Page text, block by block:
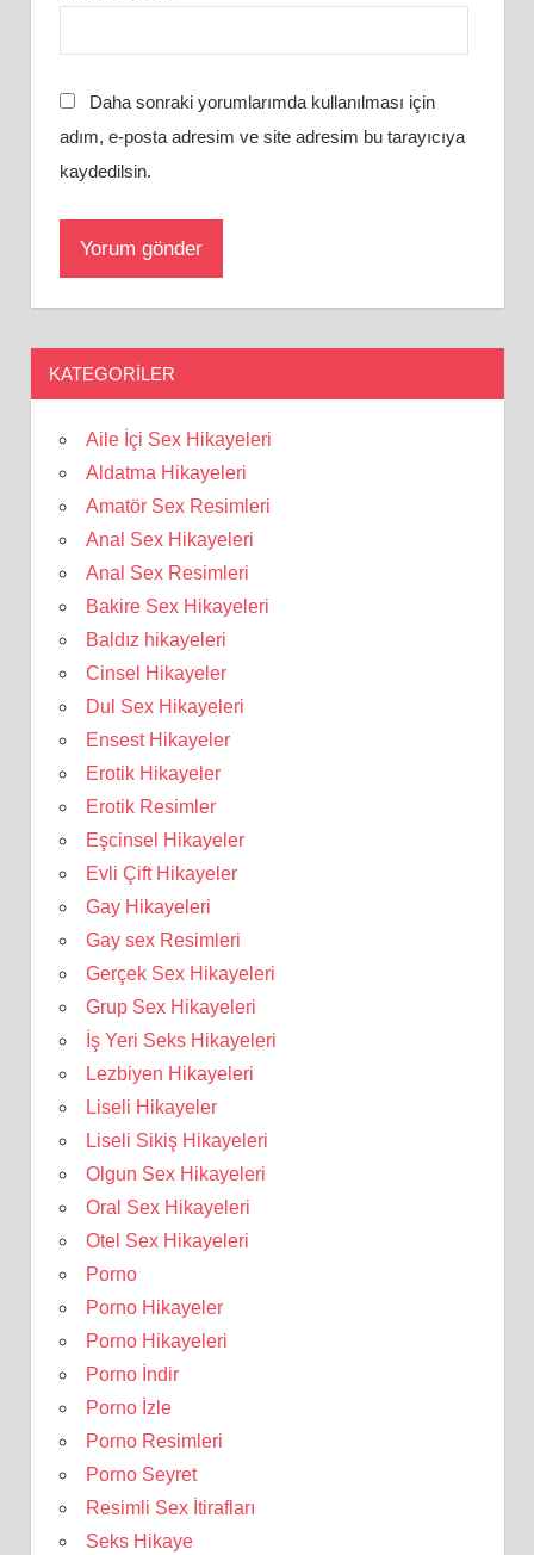
Daha sonraki yorumlarımda kullanılması için
adım, e-posta adresim ve site adresim bu tarayıcıya
kaydedilsin.
KATEGORILER
Aile İçi Sex Hikayeleri
Aldatma Hikayeleri
Amatör Sex Resimleri
Anal Sex Hikayeleri
Anal Sex Resimleri
Bakire Sex Hikayeleri
Baldız hikayeleri
Cinsel Hikayeler
Dul Sex Hikayeleri
Ensest Hikayeler
Erotik Hikayeler
Erotik Resimler
Eşcinsel Hikayeler
Evli Çift Hikayeler
Gay Hikayeleri
Gay sex Resimleri
Gerçek Sex Hikayeleri
Grup Sex Hikayeleri
İş Yeri Seks Hikayeleri
Lezbiyen Hikayeleri
Liseli Hikayeler
Liseli Sikiş Hikayeleri
Olgun Sex Hikayeleri
Oral Sex Hikayeleri
Otel Sex Hikayeleri
Porno
Porno Hikayeler
Porno Hikayeleri
Porno İndir
Porno İzle
Porno Resimleri
Porno Seyret
Resimli Sex İtirafları
Seks Hikaye